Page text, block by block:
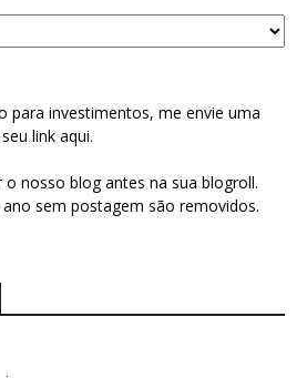
para investimentos, me envie uma
link aqui.
o nosso blog antes na sua blogroll.
sem postagem são removidos.